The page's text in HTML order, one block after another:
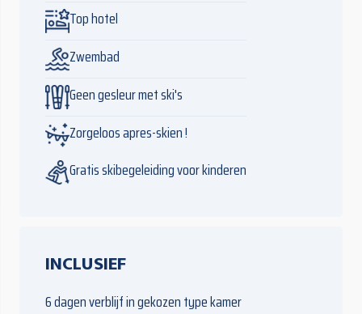
Top hotel
Zwembad
Geen gesleur met ski's
Zorgeloos apres-skien !
Gratis skibegeleiding voor kinderen
INCLUSIEF
6 dagen verblijf in gekozen type kamer